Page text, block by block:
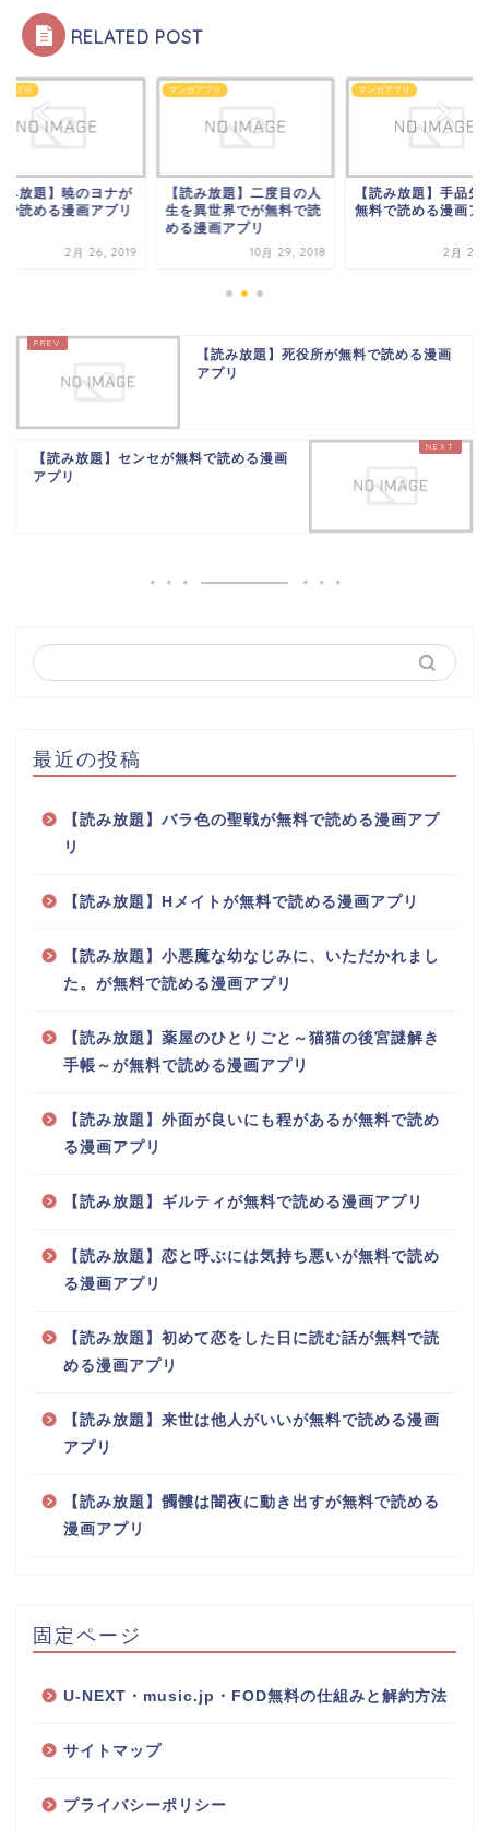
RELATED POST
アプリ
み放題】暁のヨナが
で読める漫画アプリ
2月 26, 2019
マンガアプリ
【読み放題】二度目の人
生を異世界でが無料で読
める漫画アプリ
10月 29, 2018
マンガアプリ
【読み放題】手品先
無料で読める漫画ア
2月 24,
【読み放題】死役所が無料で読める漫画
アプリ
【読み放題】センセが無料で読める漫画
アプリ
最近の投稿
【読み放題】バラ色の聖戦が無料で読める漫画アプ
リ
【読み放題】Hメイトが無料で読める漫画アプリ
【読み放題】小悪魔な幼なじみに、いただかれまし
た。が無料で読める漫画アプリ
【読み放題】薬屋のひとりごと～猫猫の後宮謎解き
手帳～が無料で読める漫画アプリ
【読み放題】外面が良いにも程があるが無料で読め
る漫画アプリ
【読み放題】ギルティが無料で読める漫画アプリ
【読み放題】恋と呼ぶには気持ち悪いが無料で読め
る漫画アプリ
【読み放題】初めて恋をした日に読む話が無料で読
める漫画アプリ
【読み放題】来世は他人がいいが無料で読める漫画
アプリ
【読み放題】髑髏は闇夜に動き出すが無料で読める
漫画アプリ
固定ページ
U-NEXT・music.jp・FOD無料の仕組みと解約方法
サイトマップ
プライバシーポリシー